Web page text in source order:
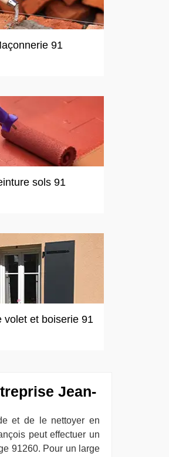
91
sols 91
volet et boiserie 91
Jean-
et de le nettoyer en
peut effectuer un
91260. Pour un large